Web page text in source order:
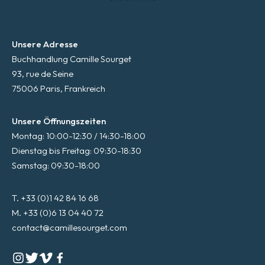
Unsere Adresse
Buchhandlung Camille Sourget
93, rue de Seine
75006 Paris, Frankreich
Unsere Öffnungszeiten
Montag: 10:00-12:30 / 14:30-18:00
Dienstag bis Freitag: 09:30-18:30
Samstag: 09:30-18:00
T. +33 (0)1 42 84 16 68
M. +33 (0)6 13 04 40 72
contact@camillesourget.com